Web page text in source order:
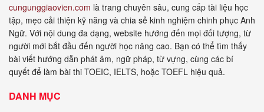
cungunggiaovien.com là trang chuyên sâu, cung cấp tài liệu học
tập, mẹo cải thiện kỹ năng và chia sẻ kinh nghiệm chinh phục Anh
Ngữ. Với nội dung đa dạng, website hướng đến mọi đối tượng, từ
người mới bắt đầu đến người học nâng cao. Bạn có thể tìm thấy
bài viết hướng dẫn phát âm, ngữ pháp, từ vựng, cùng các bí
quyết để làm bài thi TOEIC, IELTS, hoặc TOEFL hiệu quả.
DANH MỤC